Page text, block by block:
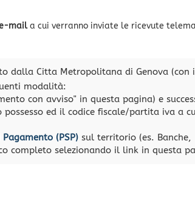
maila cui verranno inviate le ricevute
dalla Citta Metropolitana di Genova (con
modalità:
con avviso" in questa pagina) e
ed il codice fiscale/partita iva a
(PSP) sul territorio (es. Banche,
completo selezionando il link in questa